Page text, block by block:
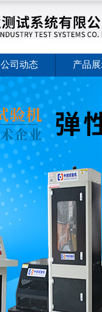
公司动态 产品